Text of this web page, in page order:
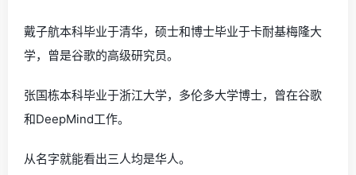
戴子航本科毕业于清华，硕士和博士毕业于卡耐基梅隆大
学，曾是谷歌的高级研究员。
张国栋本科毕业于浙江大学，多伦多大学博士，曾在谷歌
和DeepMind工作。
从名字就能看出三人均是华人。